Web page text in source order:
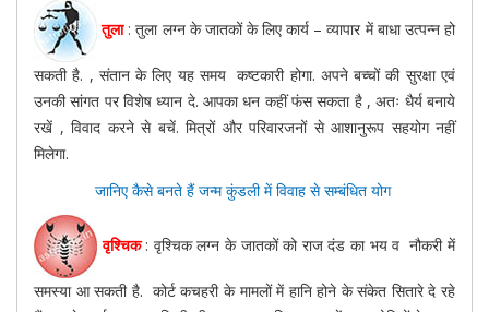
तुला: तुला लग्न के जातकों के लिए कार्य – व्यापार में बाधा उत्पन्न हो
सकती है. , संतान के लिए यह समय कष्टकारी होगा. अपने बच्चों की सुरक्षा एवं
उनकी सांगत पर विशेष ध्यान दे. आपका धन कहीं फंस सकता है , अतः धैर्य बनाये
रखें , विवाद करने से बचें. मित्रों और परिवारजनों से आशानुरूप सहयोग नहीं
मिलेगा.
जानिए कैसे बनते हैं जन्म कुंडली में विवाह से सम्बंधित योग
वृश्चिक : वृश्चिक लग्न के जातकों को राज दंड का भय व नौकरी में
समस्या आ सकती है. कोर्ट कचहरी के मामलों में हानि होने के संकेत सितारे दे रहे